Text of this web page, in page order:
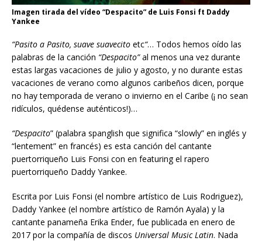
Imagen tirada del vídeo “Despacito” de Luis Fonsi ft Daddy
Yankee
“Pasito a Pasito, suave suavecito etc“… Todos hemos oído las
palabras de la canción “Despacito”al menos una vez durante
estas largas vacaciones de julio y agosto, y no durante estas
vacaciones de verano como algunos caribeños dicen, porque
no hay temporada de verano o invierno en el Caribe (¡ no sean
ridículos, quédense auténticos!)…
“Despacito” (palabra spanglish que significa “slowly” en inglés y
“lentement” en francés) es esta canción del cantante
puertorriqueño Luis Fonsi con en featuring el rapero
puertorriqueño Daddy Yankee.
Escrita por Luis Fonsi (el nombre artístico de Luis Rodriguez),
Daddy Yankee (el nombre artístico de Ramón Ayala) y la
cantante panameña Erika Ender, fue publicada en enero de
2017 por la compañía de discos Universal Music Latin. Nada